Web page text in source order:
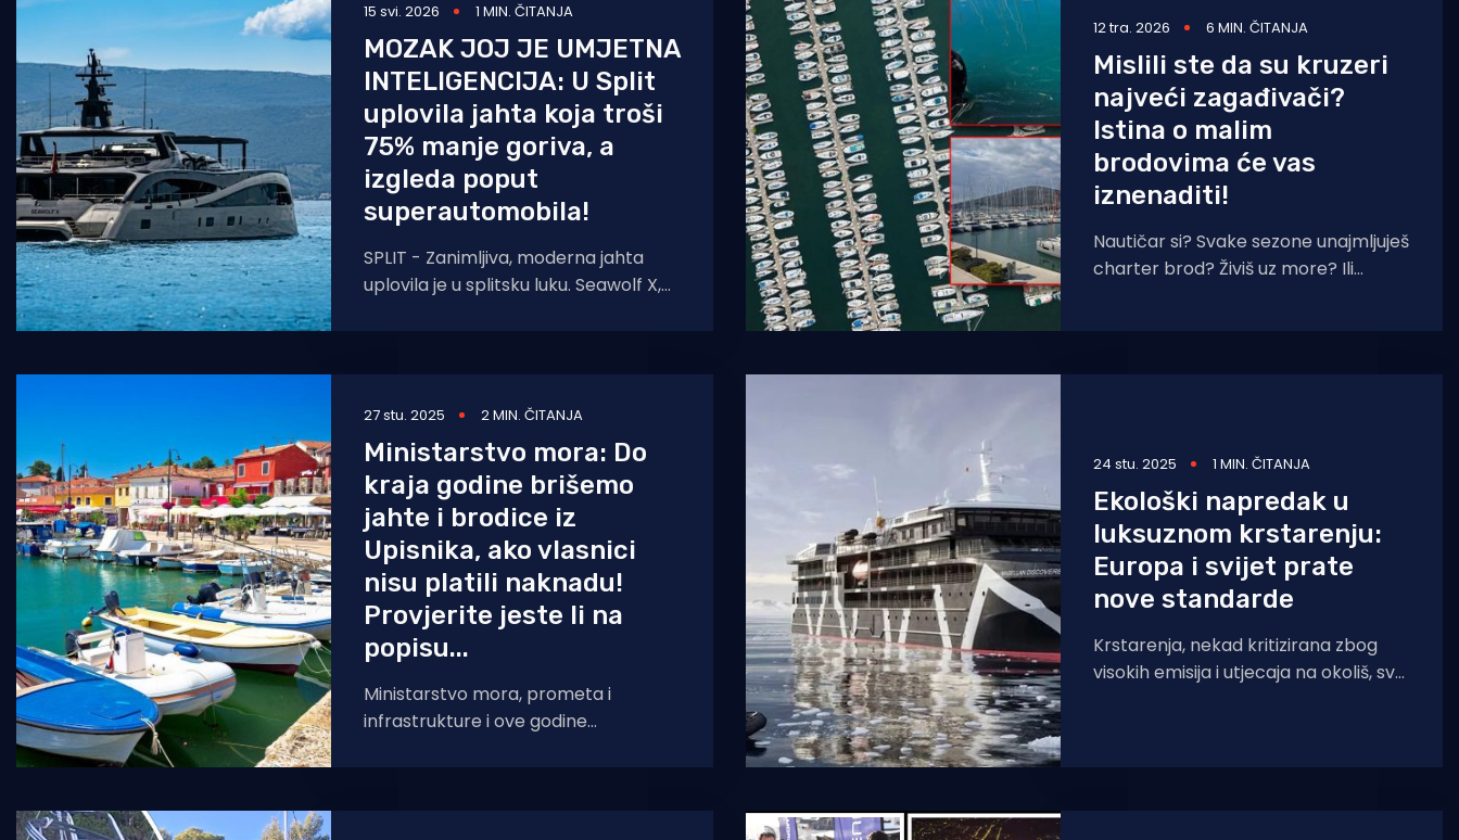
15 svi. 2026 1 MIN. ČITANJA
MOZAK JOJ JE UMJETNA
INTELIGENCIJA: U Split
uplovila jahta koja troši
75% manje goriva, a
izgleda poput
superautomobila!
SPLIT - Zanimljiva, moderna jahta
uplovila je u splitsku luku. Seawolf X,
izgradio talijanski brodograditelj
12 tra. 2026 6 MIN. ČITANJA
Mislili ste da su kruzeri
najveći zagađivači?
Istina o malim
brodovima će vas
iznenaditi!
Nautičar si? Svake sezone unajmljuješ
charter brod? Živiš uz more? Ili
27 stu. 2025 2 MIN. ČITANJA
Ministarstvo mora: Do
kraja godine brišemo
jahte i brodice iz
Upisnika, ako vlasnici
nisu platili naknadu!
Provjerite jeste li na
popisu...
Ministarstvo mora, prometa i
infrastrukture i ove godine
neplaćenih naknada. Sukladno
24 stu. 2025 1 MIN. ČITANJA
Ekološki napredak u
luksuznom krstarenju:
Europa i svijet prate
nove standarde
Krstarenja, nekad kritizirana zbog
visokih emisija i utjecaja na okoliš, sve